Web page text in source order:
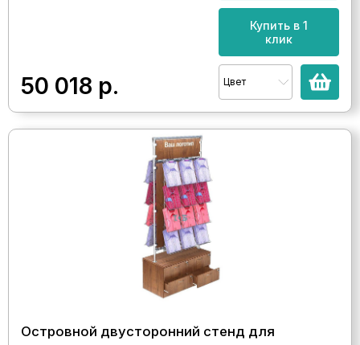
50 018 р.
Купить в 1
клик
Цвет
Островной двусторонний стенд для